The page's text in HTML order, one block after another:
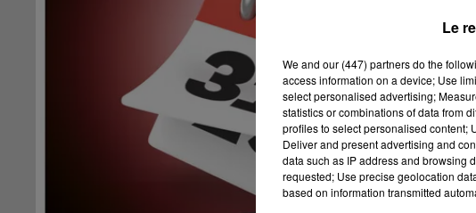
Le
We and our (447) partnersdo the
access information on a device; Use
select personalised advertising;
statistics or combinations of data from
profiles to select personalised content;
Deliver and present advertising and
data such as IP address and browsing
requested; Use precise geolocation
based on information transmitted